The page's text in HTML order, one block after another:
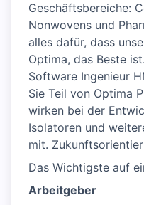
Geschäftsbereiche:
Nonwovens und
alles dafür, dass
Optima, das Beste
Software Ingenieur
Sie Teil von Optima
wirken bei der
Isolatoren und
mit.
Das Wichtigste auf
Arbeitgeber